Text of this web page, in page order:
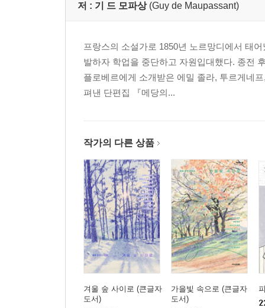
저 : 기 드 모파상 (Guy de Maupassant)
프랑스의 소설가로 1850년 노르망디에서 태
발하자 학업을 중단하고 자원입대했다. 종전
플로베르에게 소개받은 에밀 졸라, 투르게네
펴낸 단편집 『메당의...
작가의 다른 상품
겨울 숲 사이로 (큰글자
도서)
가을빛 속으로 (큰글자
도서)